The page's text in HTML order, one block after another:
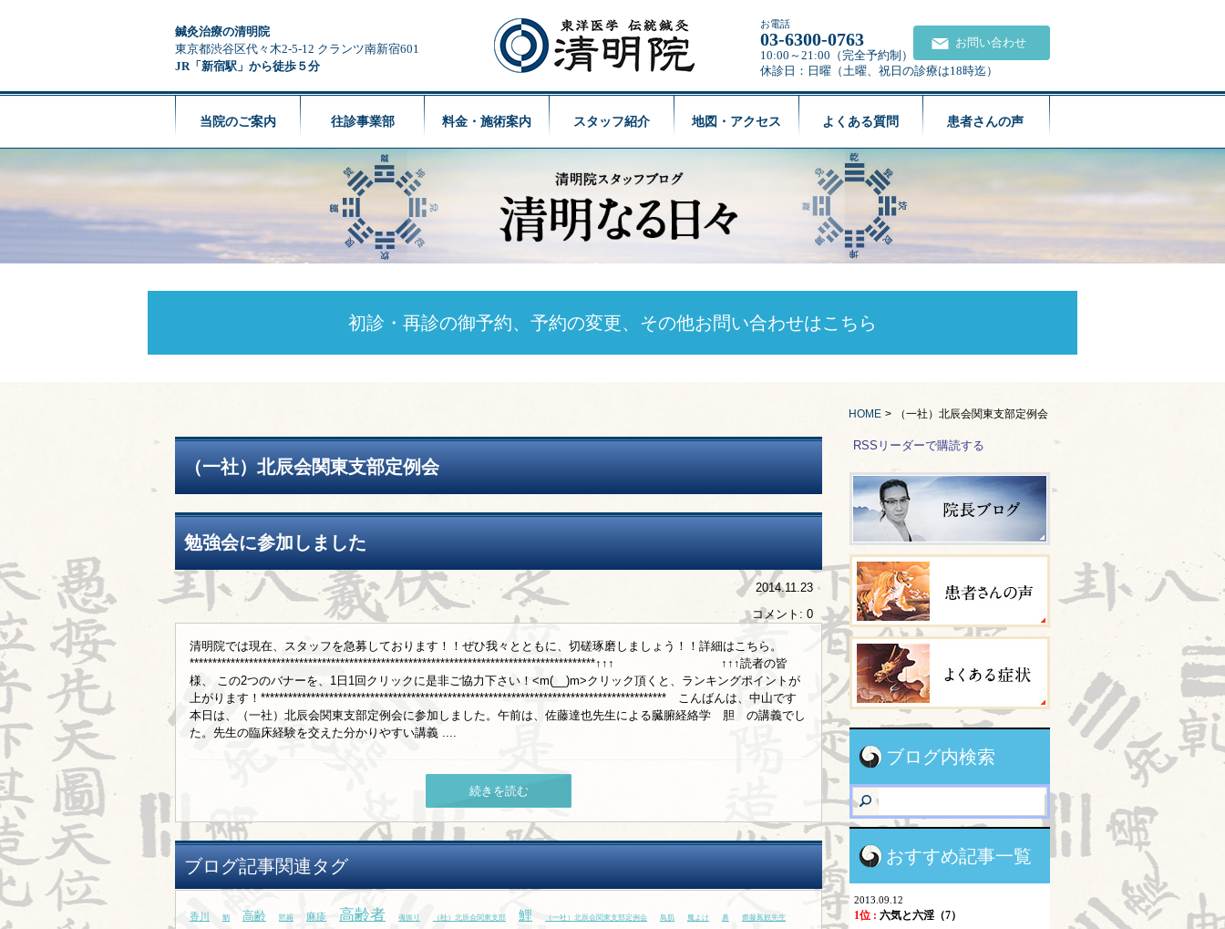
鍼灸治療の清明院
東京都渋谷区代々木2-5-12 クランツ南新宿601
JR「新宿駅」から徒歩５分
お電話
03-6300-0763
10:00～21:00（完全予約制）
お問い合わせ
休診日：日曜（土曜、祝日の診療は18時迄）
当院のご案内 往診事業部 料金・施術案内 スタッフ紹介 地図・アクセス よくある質問 患者さんの声
初診・再診の御予約、予約の変更、 その他お問い合わせはこちら
HOME > （一社）北辰会関東支部定例会
（一社）北辰会関東支部定例会
勉強会に参加しました
2014.11.23
コメント: 0
清明院では現在、スタッフを急募しております！！ぜひ我々とともに、切磋琢磨しましょう！！詳細はこちら。
*****************************************************************************************↑↑↑ ↑↑↑読者の皆
様、 この2つのバナーを、1日1回クリックに是非ご協力下さい！<m(__)m>クリック頂くと、ランキングポイントが
上がります！***************************************************************************************** こんばんは、中山です
本日は、（一社）北辰会関東支部定例会に参加しました。午前は、佐藤達也先生による臓腑経絡学 胆 の講義でし
た。先生の臨床経験を交えた分かりやすい講義 ....
続きを読む
ブログ記事関連タグ
香川 鯛 高齢 黙祷 麻疹 高齢者 魂振り （社）北辰会関東支部 鯉 （一社）北辰会関東支部定例会 鳥肌 魔よけ 鼻 齋藤鳳観先生
RSSリーダーで購読する
ブログ内検索
おすすめ記事一覧
2013.09.12
1位 : 六気と六淫（7）